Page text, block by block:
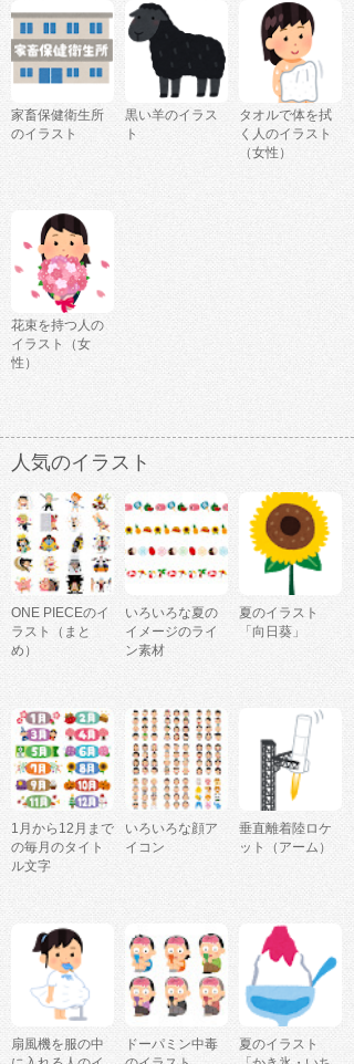
家畜保健衛生所
のイラスト
黒い羊のイラス
ト
タオルで体を拭
く人のイラスト
（女性）
花束を持つ人の
イラスト（女
性）
人気のイラスト
ONE PIECEのイ
ラスト（まと
め）
いろいろな夏の
イメージのライ
ン素材
夏のイラスト
「向日葵」
1月から12月まで
の毎月のタイト
ル文字
いろいろな顔ア
イコン
垂直離着陸ロケ
ット（アーム）
扇風機を服の中
ドーパミン中毒
夏のイラスト